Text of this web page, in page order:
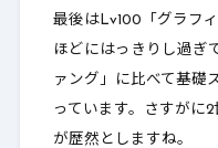
最後はLv100「グラフ
ほどにはっきりし過ぎ
ァング」に比べて基礎
っています。さすがに
が歴然としますね。